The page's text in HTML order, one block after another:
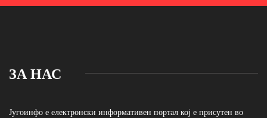
ЗА НАС
Југоинфо е електронски информативен портал кој е присутен во